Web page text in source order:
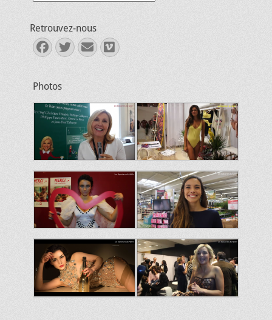
Retrouvez-nous
Facebook
Twitter
E-
mail
Vimeo
Photos